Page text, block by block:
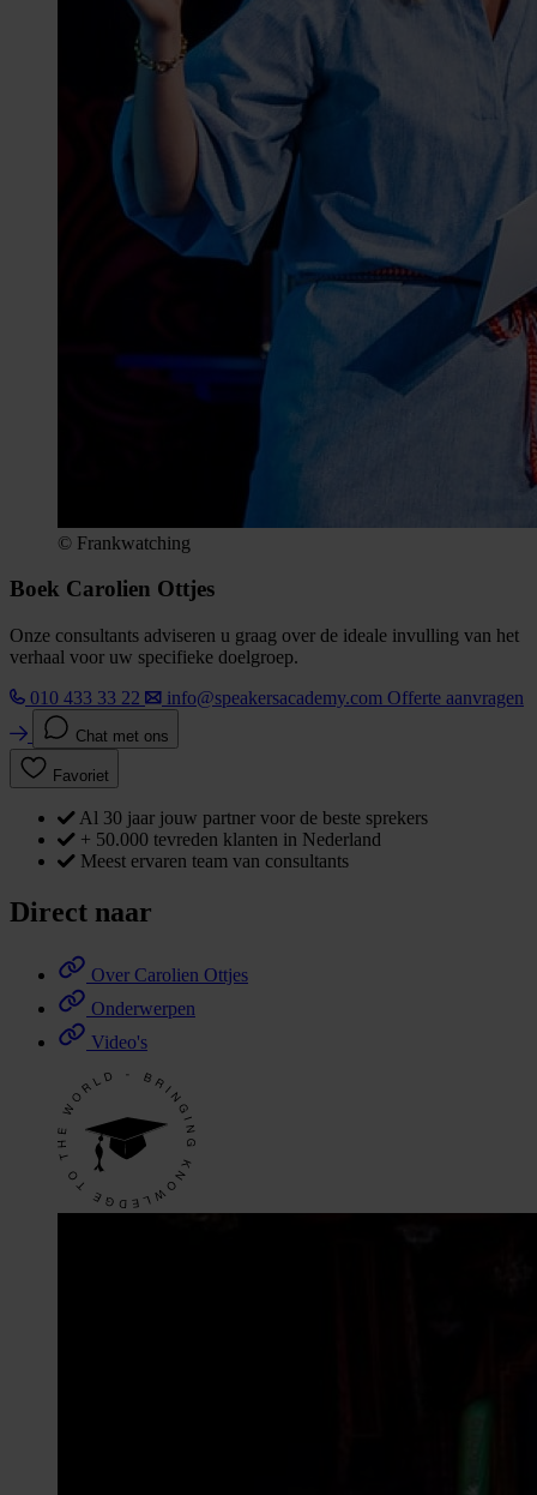
© Frankwatching
Boek Carolien Ottjes
Onze consultants adviseren u graag over de ideale invulling van het
verhaal voor uw specifieke doelgroep.
010 433 33 22
info@speakersacademy.com Offerte aanvragen
Chat met ons
Favoriet
Al 30 jaar jouw partner voor de beste sprekers
+ 50.000 tevreden klanten in Nederland
Meest ervaren team van consultants
Direct naar
Over Carolien Ottjes
Onderwerpen
Video's